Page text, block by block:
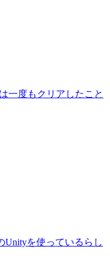
一度もクリアしたこと
Unityを使っているらし